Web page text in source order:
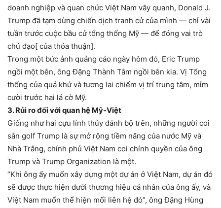
doanh nghiệp và quan chức Việt Nam vây quanh, Donald J.
Trump đã tạm dừng chiến dịch tranh cử của mình — chỉ vài
tuần trước cuộc bầu cử tổng thống Mỹ — để đóng vai trò
chủ đạo[ của thỏa thuận].
Trong một bức ảnh quảng cáo ngày hôm đó, Eric Trump
ngồi một bên, ông Đặng Thành Tâm ngồi bên kia. Vị Tổng
thống của quá khứ và tương lai chiếm vị trí trung tâm, mỉm
cười trước hai lá cờ Mỹ.
3. Rủi ro đối với quan hệ Mỹ-Việt
Giống như hai cựu lính thủy đánh bộ trên, những người coi
sân golf Trump là sự mở rộng tiềm năng của nước Mỹ và
Nhà Trắng, chính phủ Việt Nam coi chính quyền của ông
Trump và Trump Organization là một.
“Khi ông ấy muốn xây dựng một dự án ở Việt Nam, dự án đó
sẽ được thực hiện dưới thương hiệu cá nhân của ông ấy, và
Việt Nam muốn thể hiện mối liên hệ đó”, ông Đặng Hùng